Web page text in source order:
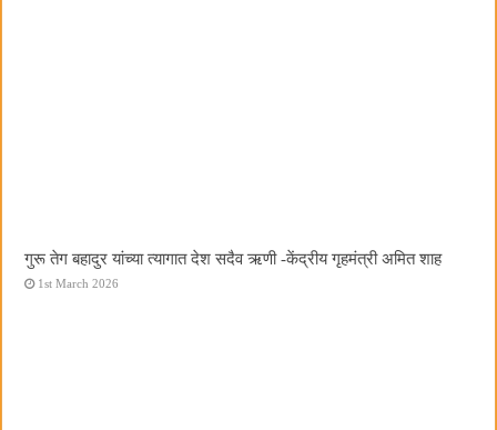
गुरू तेग बहादुर यांच्या त्यागात देश सदैव ऋणी -केंद्रीय गृहमंत्री अमित शाह
1st March 2026